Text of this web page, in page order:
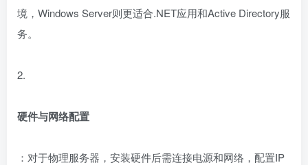
境，Windows Server则更适合.NET应用和Active Directory服
务。
2.
硬件与网络配置
：对于物理服务器，安装硬件后需连接电源和网络，配置IP